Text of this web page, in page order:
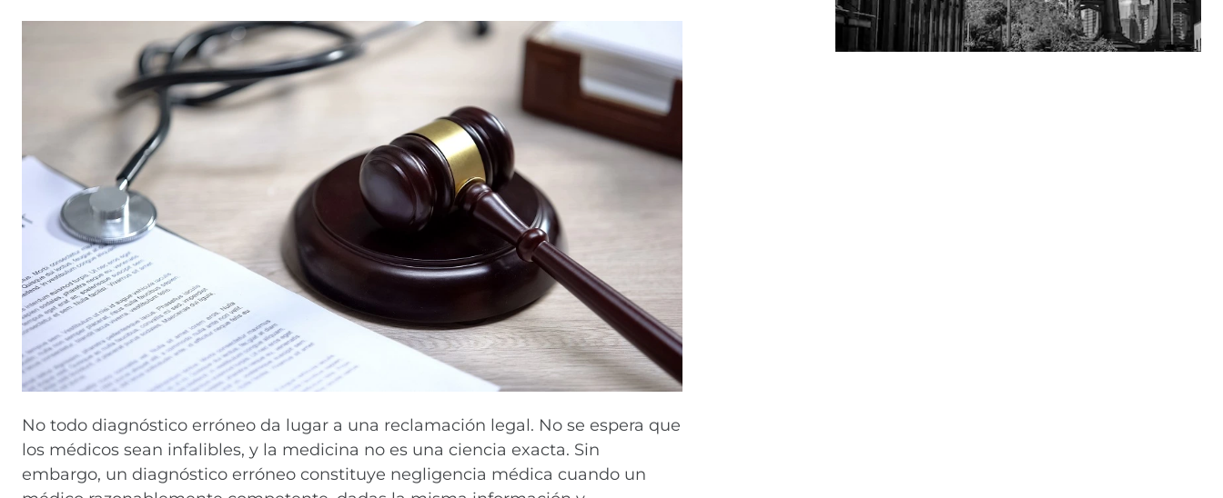
No todo diagnóstico erróneo da lugar a una reclamación legal. No se espera que
los médicos sean infalibles, y la medicina no es una ciencia exacta. Sin
embargo, un diagnóstico erróneo constituye negligencia médica cuando un